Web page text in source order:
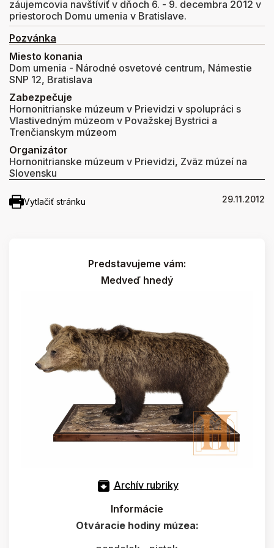
záujemcovia navštíviť v dňoch 6. - 9. decembra 2012 v
priestoroch Domu umenia v Bratislave.
Pozvánka
Miesto konania
Dom umenia - Národné osvetové centrum, Námestie
SNP 12, Bratislava
Zabezpečuje
Hornonitrianske múzeum v Prievidzi v spolupráci s
Vlastivedným múzeom v Považskej Bystrici a
Trenčianskym múzeom
Organizátor
Hornonitrianske múzeum v Prievidzi, Zväz múzeí na
Slovensku
Vytlačiť stránku 29.11.2012
Predstavujeme vám:
Medveď hnedý
Archív rubriky
Informácie
Otváracie hodiny múzea: